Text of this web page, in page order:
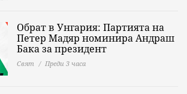
Обрат в Унгария: Партията на
Петер Мадяр номинира Андраш
Бака за президент
Свят Преди 3 часа